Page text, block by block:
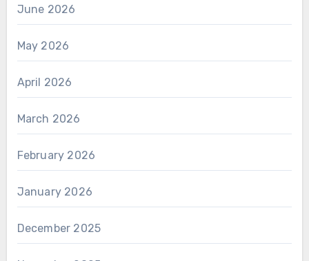
June 2026
May 2026
April 2026
March 2026
February 2026
January 2026
December 2025